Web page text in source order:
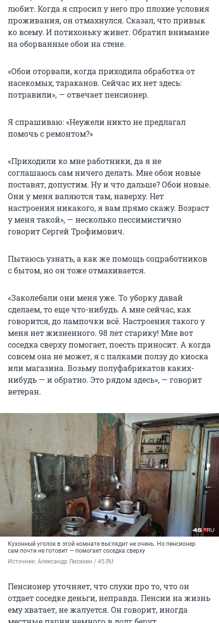
любит. Когда я спросил у него про плохие условия
проживания, он отмахнулся. Сказал, что привык
ко всему. И потихоньку живет. Обратил внимание
на оборванные обои на стене.
«Обои оторвали, когда приходила обработка от
насекомых, тараканов. Сейчас их нет здесь:
потравили», — отвечает пенсионер.
Я спрашиваю: «Неужели никто не предлагал
помочь с ремонтом?»
«Приходили ко мне работники, да я не
соглашаюсь сам ничего делать. Мне обои новые
поставят, допустим. Ну и что дальше? Обои новые.
Они у меня валяются там, наверху. Нет
настроения никакого, я вам прямо скажу. Возраст
у меня такой», — несколько пессимистично
говорит Сергей Трофимович.
Пытаюсь узнать, а как же помощь соцработников
с бытом, но он тоже отмахивается.
«Заколебали они меня уже. То уборку давай
сделаем, то еще что-нибудь. А мне сейчас, как
говорится, до лампочки всё. Настроения такого у
меня нет жизненного. 98 лет старику! Мне вот
соседка сверху помогает, поесть приносит. А когда
совсем она не может, я с палками ползу до киоска
или магазина. Возьму полуфабрикатов каких-
нибудь — и обратно. Это рядом здесь», — говорит
ветеран.
Кухонный уголок в этой комнате выглядит не очень. Но пенсионер
сам почти не готовит — помогает соседка сверху
Источник: Александр Лисихин / 45.RU
Пенсионер уточняет, что слухи про то, что он
отдает соседке деньги, неправда. Пенсии на жизнь
ему хватает, не жалуется. Он говорит, иногда